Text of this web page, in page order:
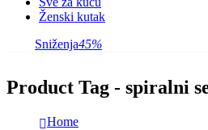
Ženski kutak
Sniženja45%
Product Tag - spiralni
Home